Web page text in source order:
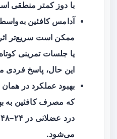
با دوز کمتر منطقی
آدامس کافئین
ممکن است سریع‌تر
یا جلسات تمرینی
این حال، پاسخ
بهبود عملکرد در
که مصرف کافئین به
می‌شود.